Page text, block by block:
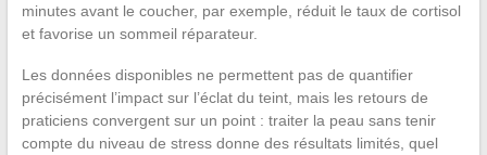
minutes avant le coucher, par exemple, réduit le taux de cortisol
et favorise un sommeil réparateur.
Les données disponibles ne permettent pas de quantifier
précisément l’impact sur l’éclat du teint, mais les retours de
praticiens convergent sur un point : traiter la peau sans tenir
compte du niveau de stress donne des résultats limités, quel